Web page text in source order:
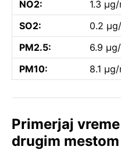
NO2:
1.3 µg/
SO2:
0.2
PM2.5:
6.9
PM10:
8.1 µg/
Primerjaj
drugim mestom